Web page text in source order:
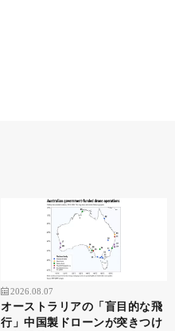
2026.08.07
オーストラリアの「盲目的な飛
行」中国製ドローンが突きつけ